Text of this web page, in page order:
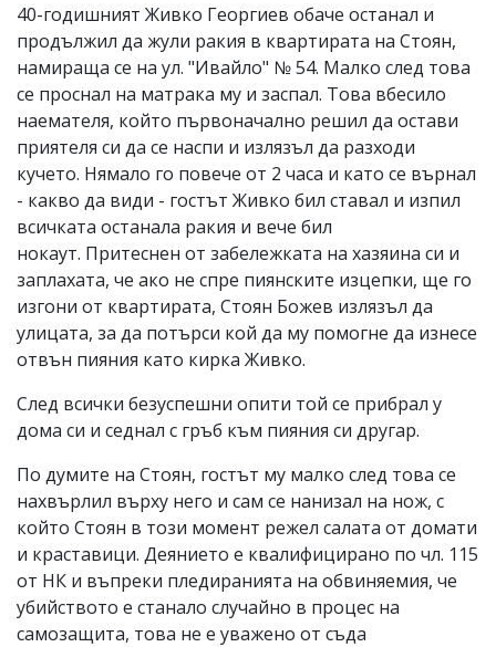
40-годишният Живко Георгиев обаче останал и
продължил да жули ракия в квартирата на Стоян,
намираща се на ул. "Ивайло" № 54. Малко след това
се проснал на матрака му и заспал. Това вбесило
наемателя, който първоначално решил да остави
приятеля си да се наспи и излязъл да разходи
кучето. Нямало го повече от 2 часа и като се върнал
- какво да види - гостът Живко бил ставал и изпил
всичката останала ракия и вече бил
нокаут. Притеснен от забележката на хазяина си и
заплахата, че ако не спре пиянските изцепки, ще го
изгони от квартирата, Стоян Божев излязъл да
улицата, за да потърси кой да му помогне да изнесе
отвън пияния като кирка Живко.
След всички безуспешни опити той се прибрал у
дома си и седнал с гръб към пияния си другар.
По думите на Стоян, гостът му малко след това се
нахвърлил върху него и сам се нанизал на нож, с
който Стоян в този момент режел салата от домати
и краставици. Деянието е квалифицирано по чл. 115
от НК и въпреки пледиранията на обвиняемия, че
убийството е станало случайно в процес на
самозащита, това не е уважено от съда